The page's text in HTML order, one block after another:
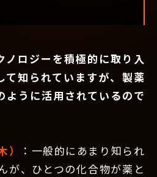
ノロジーを積極的に取り入
て知られていますが、製薬
ように活用されているので
：一般的にあまり知られ
が、ひとつの化合物が薬と